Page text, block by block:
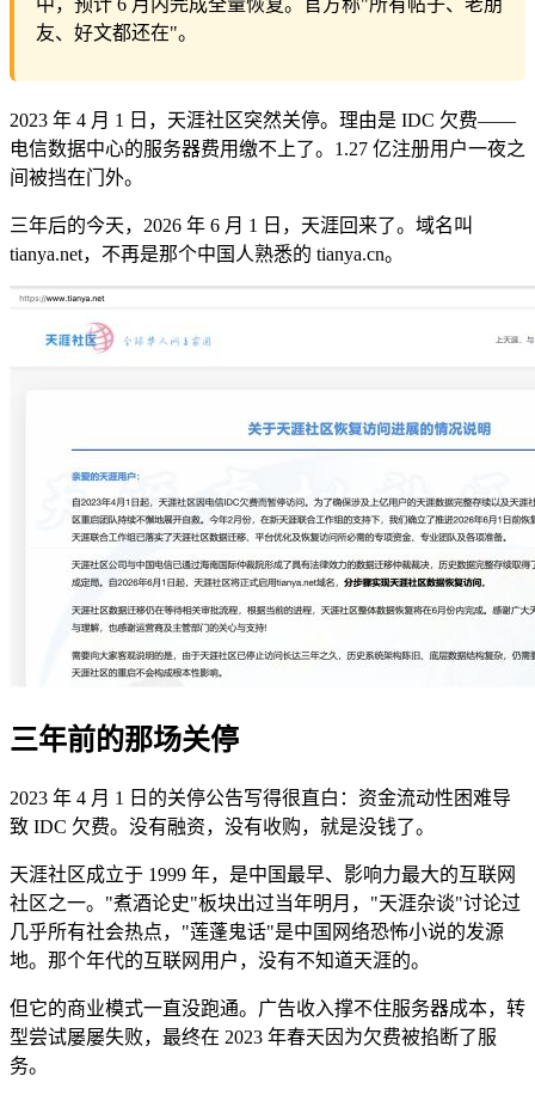
中，预计 6 月内完成全量恢复。官方称"所有帖子、老朋
友、好文都还在"。
2023 年 4 月 1 日，天涯社区突然关停。理由是 IDC 欠费——
电信数据中心的服务器费用缴不上了。1.27 亿注册用户一夜之
间被挡在门外。
三年后的今天，2026 年 6 月 1 日，天涯回来了。域名叫
tianya.net，不再是那个中国人熟悉的 tianya.cn。
三年前的那场关停
2023 年 4 月 1 日的关停公告写得很直白：资金流动性困难导
致 IDC 欠费。没有融资，没有收购，就是没钱了。
天涯社区成立于 1999 年，是中国最早、影响力最大的互联网
社区之一。"煮酒论史"板块出过当年明月，"天涯杂谈"讨论过
几乎所有社会热点，"莲蓬鬼话"是中国网络恐怖小说的发源
地。那个年代的互联网用户，没有不知道天涯的。
但它的商业模式一直没跑通。广告收入撑不住服务器成本，转
型尝试屡屡失败，最终在 2023 年春天因为欠费被掐断了服
务。